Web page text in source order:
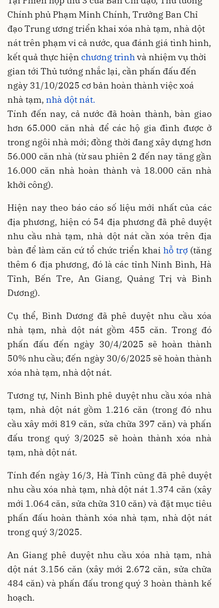
Chính phủ Phạm Minh Chính, Trưởng Ban Chỉ
đạo Trung ương triển khai xóa nhà tạm, nhà dột
nát trên phạm vi cả nước, qua đánh giá tình hình,
kết quả thực hiện chương trìnhvà nhiệm vụ thời
gian tới Thủ tướng nhắc lại, cần phấn đấu đến
ngày 31/10/2025 cơ bản hoàn thành việc xoá
nhà tạm, nhà dột nát.
Tính đến nay, cả nước đã hoàn thành, bàn giao
hơn 65.000 căn nhà để các hộ gia đình được ở
trong ngôi nhà mới; đồng thời đang xây dựng hơn
56.000 căn nhà (từ sau phiên 2 đến nay tăng gần
16.000 căn nhà hoàn thành và 18.000 căn nhà
khởi công).
Hiện nay theo báo cáo số liệu mới nhất của các
địa phương, hiện có 54 địa phương đã phê duyệt
nhu cầu nhà tạm, nhà dột nát cần xóa trên địa
bàn để làm căn cứ tổ chức triển khai hỗ trợ(tăng
thêm 6 địa phương, đó là các tỉnh Ninh Bình, Hà
Tĩnh, Bến Tre, An Giang, Quảng Trị và Bình
Dương).
Cụ thể, Bình Dương đã phê duyệt nhu cầu xóa
nhà tạm, nhà dột nát gồm 455 căn. Trong đó
phấn đấu đến ngày 30/4/2025 sẽ hoàn thành
50% nhu cầu; đến ngày 30/6/2025 sẽ hoàn thành
xóa nhà tạm, nhà dột nát.
Tương tự, Ninh Bình phê duyệt nhu cầu xóa nhà
tạm, nhà dột nát gồm 1.216 căn (trong đó nhu
cầu xây mới 819 căn, sửa chữa 397 căn) và phấn
đấu trong quý 3/2025 sẽ hoàn thành xóa nhà
tạm, nhà dột nát.
Tính đến ngày 16/3, Hà Tĩnh cũng đã phê duyệt
nhu cầu xóa nhà tạm, nhà dột nát 1.374 căn (xây
mới 1.064 căn, sửa chữa 310 căn) và đặt mục tiêu
phấn đấu hoàn thành xóa nhà tạm, nhà dột nát
trong quý 3/2025.
An Giang phê duyệt nhu cầu xóa nhà tạm, nhà
dột nát 3.156 căn (xây mới 2.672 căn, sửa chữa
484 căn) và phấn đấu trong quý 3 hoàn thành kế
hoạch.